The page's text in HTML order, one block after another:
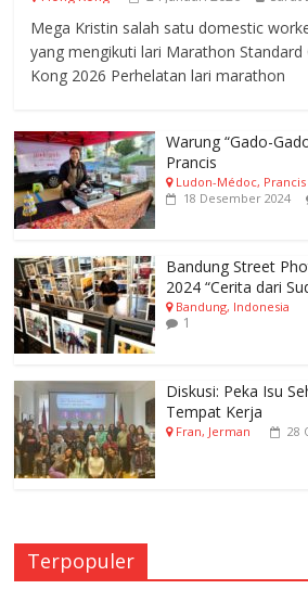
Mega Kristin salah satu domestic
yang mengikuti lari Marathon Standard
Kong 2026 Perhelatan lari marathon
Warung “Gado-
Prancis
Ludon-Médoc, Prancis
18 Desember 2024
Bandung Street
2024 “Cerita dari
Bandung, Indonesia
1
Diskusi: Peka Isu
Tempat Kerja
Fran, Jerman 28
Terpopuler